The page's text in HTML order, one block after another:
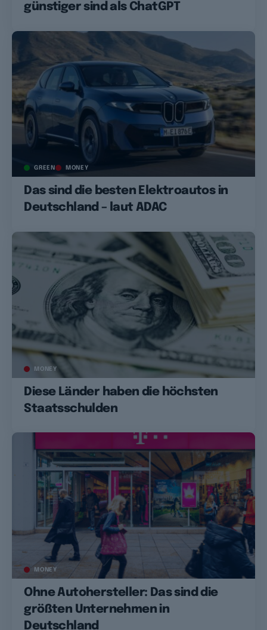
günstiger sind als ChatGPT
GREEN MONEY
Das sind die besten Elektroautos in
Deutschland – laut ADAC
MONEY
Diese Länder haben die höchsten
Staatsschulden
MONEY
Ohne Autohersteller: Das sind die
größten Unternehmen in
Deutschland